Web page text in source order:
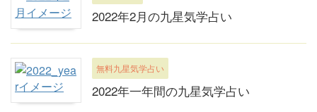
2022年2月の九星気学占い
無料九星気学占い
2022年一年間の九星気学占い